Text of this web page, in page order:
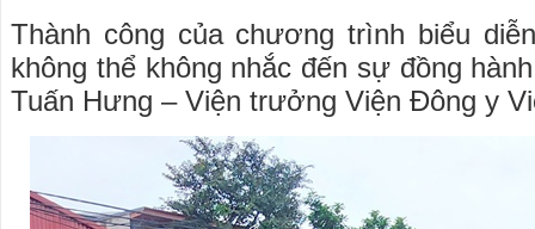
Thành công của chương trình biểu
không thể không nhắc đến sự đồng
Tuấn Hưng – Viện trưởng Viện Đông y